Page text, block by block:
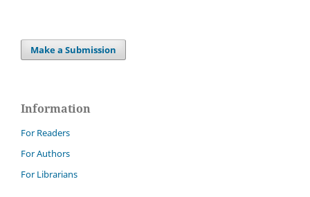
Make a Submission
Information
For Readers
For Authors
For Librarians